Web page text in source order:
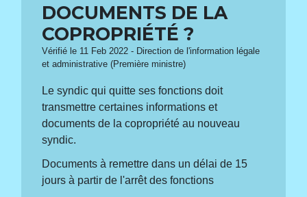
DOCUMENTS DE LA
COPROPRIÉTÉ ?
Vérifié le 11 Feb 2022 - Direction de l'information légale
et administrative (Première ministre)
Le syndic qui quitte ses fonctions doit
transmettre certaines informations et
documents de la copropriété au nouveau
syndic.
Documents à remettre dans un délai de 15
jours à partir de l'arrêt des fonctions